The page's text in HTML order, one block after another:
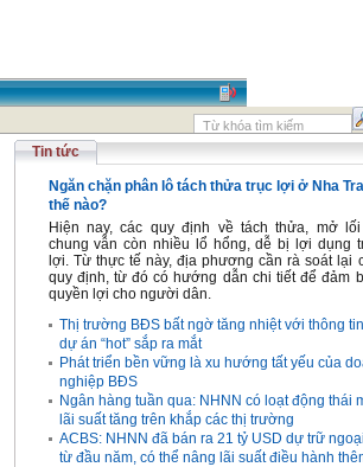
Tin tức
Ngăn chặn phân lô tách thửa trục lợi ở Nha
thế nào?
Hiện nay, các quy định về tách thửa, mở
chung vẫn còn nhiều lổ hổng, dễ bị lợi dụng
lợi. Từ thực tế này, địa phương cần rà soát lại
quy định, từ đó có hướng dẫn chi tiết để đảm
quyền lợi cho người dân.
Thị trường BĐS bất ngờ tăng nhiệt với thông
dự án “hot” sắp ra mắt
Phát triển bền vững là xu hướng tất yếu của
nghiệp BĐS
Ngân hàng tuần qua: NHNN có loạt động thái
lãi suất tăng trên khắp các thị trường
ACBS: NHNN đã bán ra 21 tỷ USD dự trữ
từ đầu năm, có thể nâng lãi suất điều hành